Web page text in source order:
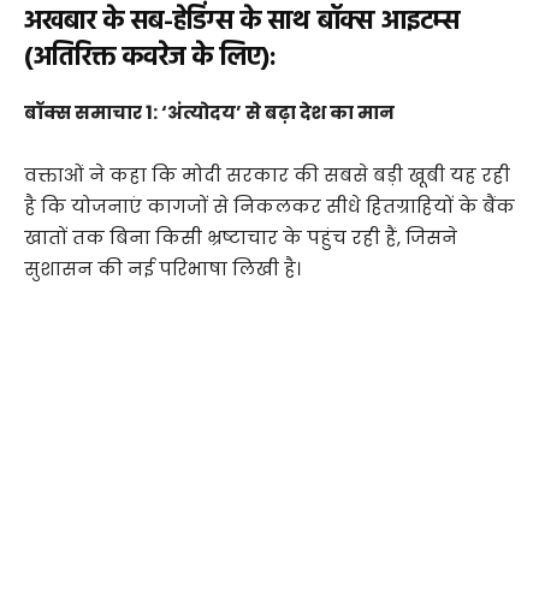
अखबार के सब-हेडिंग्स के साथ बॉक्स आइटम्स
(अतिरिक्त कवरेज के लिए):
बॉक्स समाचार 1: ‘अंत्योदय’ से बढ़ा देश का मान
वक्ताओं ने कहा कि मोदी सरकार की सबसे बड़ी खूबी यह रही
है कि योजनाएं कागजों से निकलकर सीधे हितग्राहियों के बैंक
खातों तक बिना किसी भ्रष्टाचार के पहुंच रही हैं, जिसने
सुशासन की नई परिभाषा लिखी है।